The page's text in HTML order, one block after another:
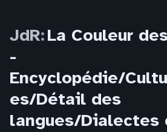
JdR:La Couleur
-
Encyclopédie/
es/Détail des
langues/Dialectes